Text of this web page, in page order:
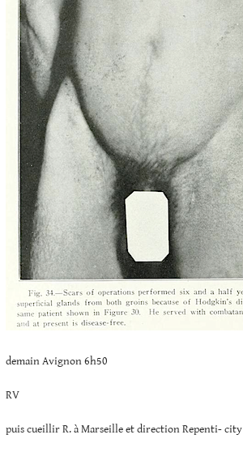
demain Avignon 6h50
RV
puis cueillir R. à Marseille et direction Repenti- city